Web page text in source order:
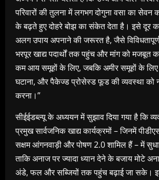
परिवारों की तुलना में लगभग दोगुना वसा का
के बढ़ते हुए दोहरे बोझ का संकेत देता है। इसे दूर
अलग उपाय अपनाने की जरूरत है, जैसे
भरपूर खाद्य पदार्थों तक पहुंच और मांग को मजबूत
कम आय समूहों के लिए, जबकि अमीर समूहों के
घटाना, और पैकेज्ड प्रोसेस्ड फूड की व्यवस्था को
करना।”
सीईईडब्ल्यू के अध्ययन में सुझाव दिया गया है कि
प्रमुख सार्वजनिक खाद्य कार्यक्रमों – जिनमें
सक्षम आंगनवाड़ी और पोषण 2.0 शामिल हैं – में
ताकि अनाज पर ज्यादा ध्यान देने के बजाय मोटे
अंडे, फल और सब्जियों तक पहुंच बढ़ाई जा सके।